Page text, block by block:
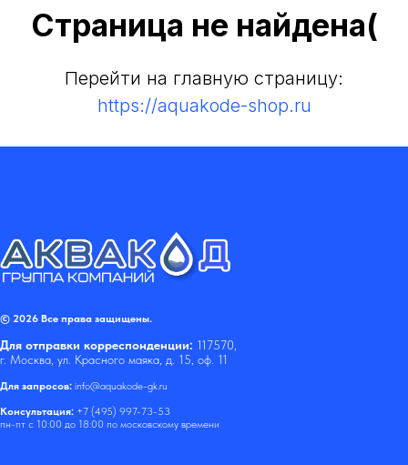
Страница не найдена(
Перейти на главную страницу:
https://aquakode-shop.ru
© 2026 Все права защищены.
Для отправки корреспонденции: 117570,
г. Москва, ул. Красного маяка, д. 15, оф. 11
Для запросов: info@aquakode-gk.ru
Консультация: +7 (495) 997-73-53
пн-пт с 10:00 до 18:00 по московскому времени